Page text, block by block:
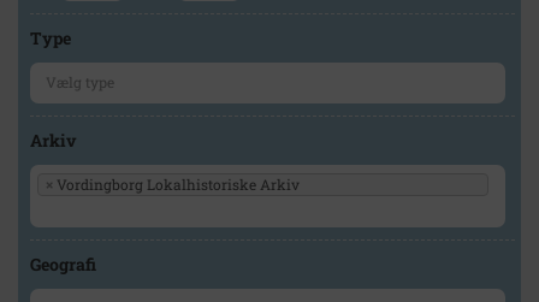
Type
Arkiv
× Vordingborg Lokalhistoriske Arkiv
Geografi